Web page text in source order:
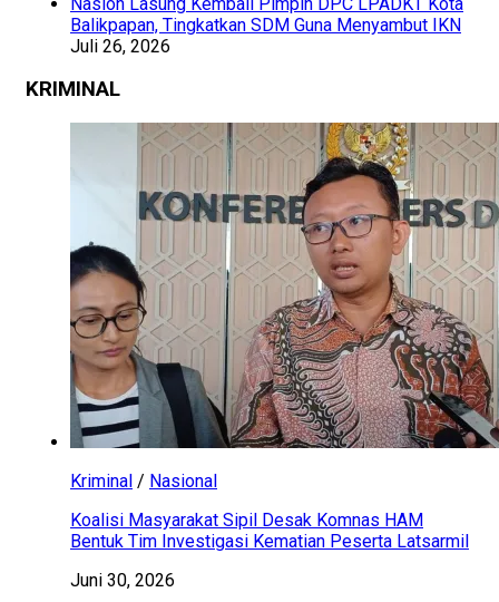
Balikpapan, Tingkatkan SDM Guna Menyambut IKN
Juli 26, 2026
KRIMINAL
Kriminal / Nasional
Koalisi Masyarakat Sipil Desak Komnas HAM
Bentuk Tim Investigasi Kematian Peserta Latsarmil
Juni 30, 2026